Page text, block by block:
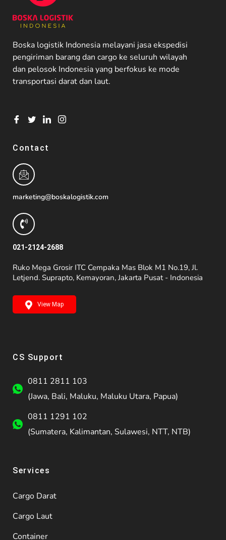
Boska logistik Indonesia melayani jasa ekspedisi
pengiriman barang dan cargo ke seluruh wilayah
dan pelosok Indonesia yang berfokus ke mode
transportasi darat dan laut.
Contact
marketing@boskalogistik.com
021-2124-2688
Ruko Mega Grosir ITC Cempaka Mas Blok M1 No.19, Jl.
Letjend. Suprapto, Kemayoran, Jakarta Pusat - Indonesia
View Map
CS Support
0811 2811 103
(Jawa, Bali, Maluku, Maluku Utara, Papua)
0811 1291 102
(Sumatera, Kalimantan, Sulawesi, NTT, NTB)
Services
Cargo Darat
Cargo Laut
Container